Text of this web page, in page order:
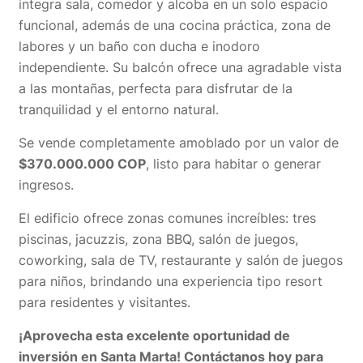
integra sala, comedor y alcoba en un solo espacio
funcional, además de una cocina práctica, zona de
labores y un baño con ducha e inodoro
independiente. Su balcón ofrece una agradable vista
a las montañas, perfecta para disfrutar de la
tranquilidad y el entorno natural.
Se vende completamente amoblado por un valor de
$370.000.000 COP, listo para habitar o generar
ingresos.
El edificio ofrece zonas comunes increíbles: tres
piscinas, jacuzzis, zona BBQ, salón de juegos,
coworking, sala de TV, restaurante y salón de juegos
para niños, brindando una experiencia tipo resort
para residentes y visitantes.
¡Aprovecha esta excelente oportunidad de
inversión en Santa Marta! Contáctanos hoy para